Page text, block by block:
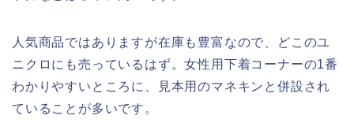
人気商品ではありますが在庫も豊富なので、どこのユ
ニクロにも売っているはず。女性用下着コーナーの1番
わかりやすいところに、見本用のマネキンと併設され
ていることが多いです。